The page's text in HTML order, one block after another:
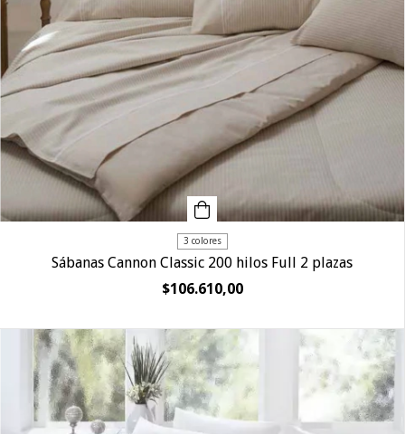
3 colores
Sábanas Cannon Classic 200 hilos Full 2 plazas
$106.610,00